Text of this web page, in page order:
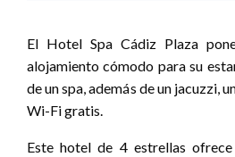
El Hotel Spa Cádiz Plaza
alojamiento cómodo para su
de un spa, además de un jacuzzi,
Wi-Fi gratis.
Este hotel de 4 estrellas